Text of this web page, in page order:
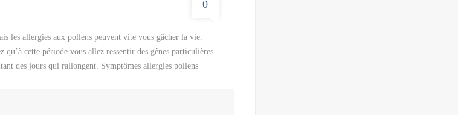
0
les allergies aux pollens peuvent vite vous gâcher la vie.
cette période vous allez ressentir des gênes particulières.
des jours qui rallongent. Symptômes allergies pollens
C’est à ce moment-là que les végétaux libèrent le maximum